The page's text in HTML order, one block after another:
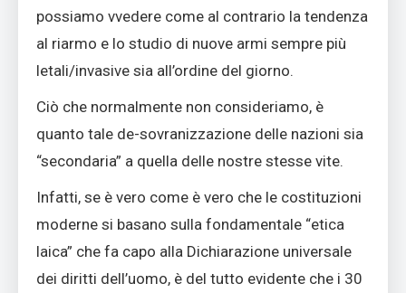
possiamo vvedere come al contrario la tendenza
al riarmo e lo studio di nuove armi sempre più
letali/invasive sia all’ordine del giorno.
Ciò che normalmente non consideriamo, è
quanto tale de-sovranizzazione delle nazioni sia
“secondaria” a quella delle nostre stesse vite.
Infatti, se è vero come è vero che le costituzioni
moderne si basano sulla fondamentale “etica
laica” che fa capo alla Dichiarazione universale
dei diritti dell’uomo, è del tutto evidente che i 30